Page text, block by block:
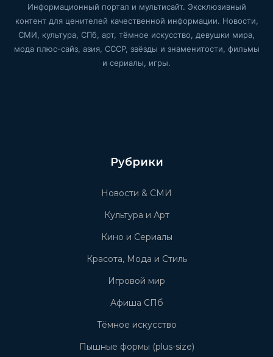
Информационный портал и мультисайт. Эксклюзивный
контент для ценителей качественной информации. Новости,
СМИ, культура, СПб, арт, тёмное искусство, девушки мира,
мода плюс-сайз, азия, СССР, звёзды и знаменитости, фильмы
и сериалы, игры.
Рубрики
Новости & СМИ
Культура и Арт
Кино и Сериалы
Красота, Мода и Стиль
Игровой мир
Афиша СПб
Тёмное искусство
Пышные формы (plus-size)